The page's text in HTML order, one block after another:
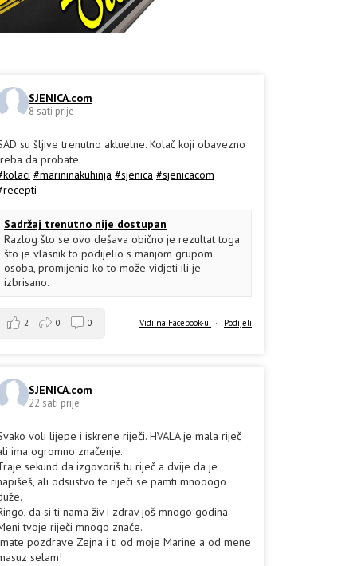
SJENICA.com
8 sati prije
su šljive trenutno aktuelne. Kolač koji obavezno
da probate.
#marininakuhinja #sjenica #sjenicacom
Sadržaj trenutno nije dostupan
Razlog što se ovo dešava obično je rezultat toga
što je vlasnik to podijelio s manjom grupom
osoba, promijenio ko to može vidjeti ili je
izbrisano.
Vidi na Facebook-u · Podijeli
2 0 0
SJENICA.com
22 sati prije
voli lijepe i iskrene riječi. HVALA je mala riječ
ima ogromno značenje.
sekund da izgovoriš tu riječ a dvije da je
ali odsustvo te riječi se pamti mnooogo
da si ti nama živ i zdrav još mnogo godina.
tvoje riječi mnogo znače.
pozdrave Zejna i ti od moje Marine a od mene
selam!